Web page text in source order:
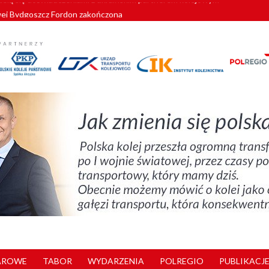
Bydgoszcz Fordon zakończona
pociągi od PESA. Sześć nowoczesnych ELF-ów wyjedzie na tory w
GySEV gotowe
się doświadczeniami z ukraińskim partnerem kolejowym
TABOR WYDARZENIA POLREGIO